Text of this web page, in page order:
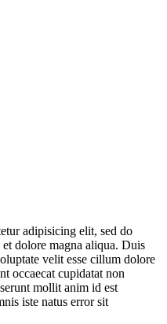
adipisicing elit, sed do
dolore magna aliqua. Duis
velit esse cillum dolore
occaecat cupidatat non
mollit anim id est
iste natus error sit